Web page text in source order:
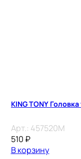
KING TONY
Арт.: 457520M
510 ₽
В корзину